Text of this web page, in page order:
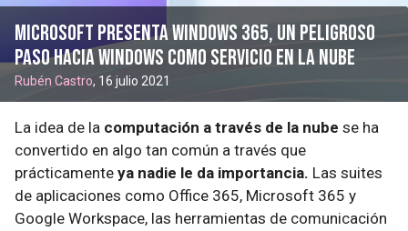
Microsoft presenta Windows 365, un peligroso
paso hacia Windows como servicio en la nube
Rubén Castro, 16 julio 2021
La idea de la computación a través de la nube se ha
convertido en algo tan común a través que
prácticamente ya nadie le da importancia. Las suites
de aplicaciones como Office 365, Microsoft 365 y
Google Workspace, las herramientas de comunicación